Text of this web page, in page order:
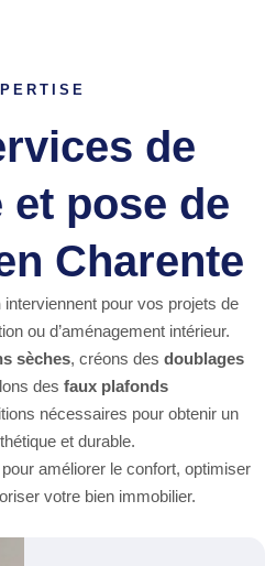
de
pose de
Charente
interviennent pour vos projets de
ou d’aménagement intérieur.
sèches, créons des doublages
des faux plafonds
nécessaires pour obtenir un
et durable.
améliorer le confort, optimiser
votre bien immobilier.